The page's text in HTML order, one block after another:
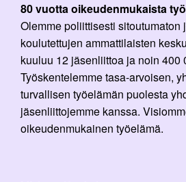
80 vuotta oikeudenmukaista
Olemme poliittisesti sitoutumaton
koulutettujen ammattilaisten
kuuluu 12 jäsenliittoa ja noin 400
Työskentelemme tasa-arvoisen,
turvallisen työelämän puolesta
jäsenliittojemme kanssa.
oikeudenmukainen työelämä.